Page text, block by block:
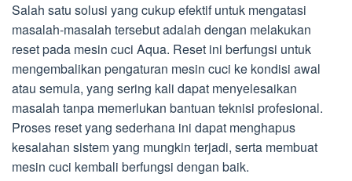
Salah satu solusi yang cukup efektif untuk mengatasi
masalah-masalah tersebut adalah dengan melakukan
reset pada mesin cuci Aqua. Reset ini berfungsi untuk
mengembalikan pengaturan mesin cuci ke kondisi awal
atau semula, yang sering kali dapat menyelesaikan
masalah tanpa memerlukan bantuan teknisi profesional.
Proses reset yang sederhana ini dapat menghapus
kesalahan sistem yang mungkin terjadi, serta membuat
mesin cuci kembali berfungsi dengan baik.